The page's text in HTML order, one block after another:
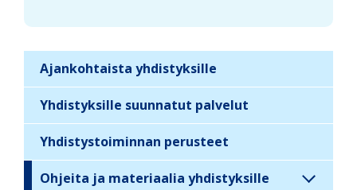
S
d
Ajankohtaista yhdistyksille
Yhdistyksille suunnatut palvelut
Yhdistystoiminnan perusteet
Ohjeita ja materiaalia yhdistyksille